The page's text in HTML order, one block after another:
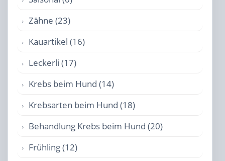
Zähne (23)
Kauartikel (16)
Leckerli (17)
Krebs beim Hund (14)
Krebsarten beim Hund (18)
Behandlung Krebs beim Hund (20)
Frühling (12)